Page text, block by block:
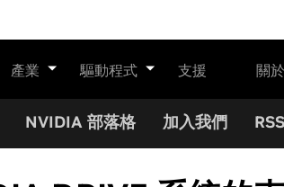
產業 驅動程式 支援 關
NVIDIA 部落格 加入我們